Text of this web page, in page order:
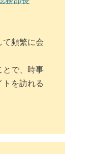
て頻繁に会
とで、時事
トを訪れる